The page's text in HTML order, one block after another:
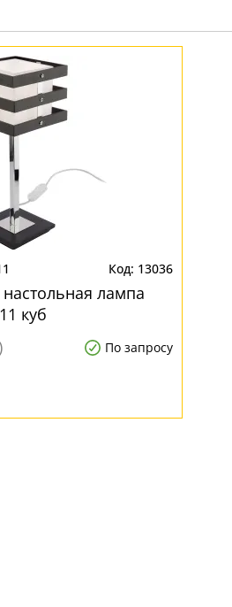
13036
лампа
куб
По запросу